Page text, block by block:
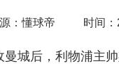
：懂球帝 时间
城后，利物浦主